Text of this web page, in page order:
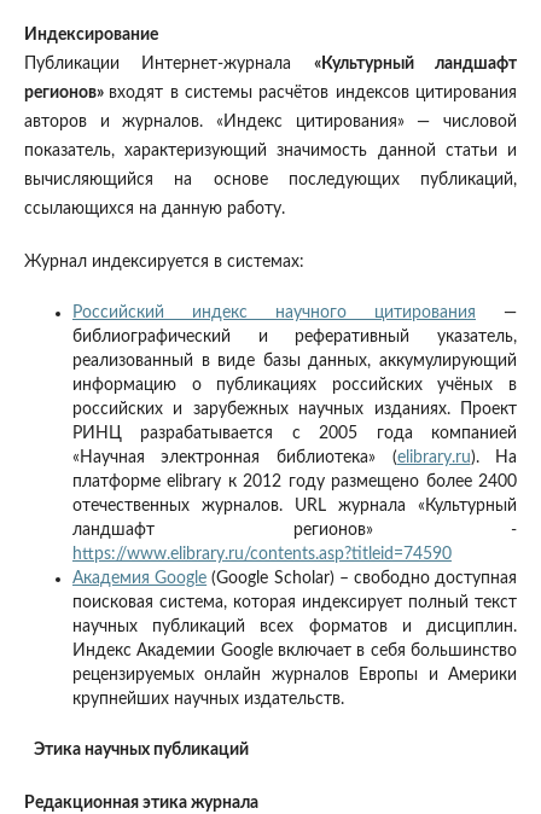
Индексирование
Публикации Интернет-журнала «Культурный ландшафт
регионов» входят в системы расчётов индексов цитирования
авторов и журналов. «Индекс цитирования» — числовой
показатель, характеризующий значимость данной статьи и
вычисляющийся на основе последующих публикаций,
ссылающихся на данную работу.
Журнал индексируется в системах:
Российский индекс научного цитирования —
библиографический и реферативный указатель,
реализованный в виде базы данных, аккумулирующий
информацию о публикациях российских учёных в
российских и зарубежных научных изданиях. Проект
РИНЦ разрабатывается с 2005 года компанией
«Научная электронная библиотека» (elibrary.ru). На
платформе elibrary к 2012 году размещено более 2400
отечественных журналов. URL журнала «Культурный
ландшафт регионов» -
https://www.elibrary.ru/contents.asp?titleid=74590
Академия Google (Google Scholar) – свободно доступная
поисковая система, которая индексирует полный текст
научных публикаций всех форматов и дисциплин.
Индекс Академии Google включает в себя большинство
рецензируемых онлайн журналов Европы и Америки
крупнейших научных издательств.
Этика научных публикаций
Редакционная этика журнала